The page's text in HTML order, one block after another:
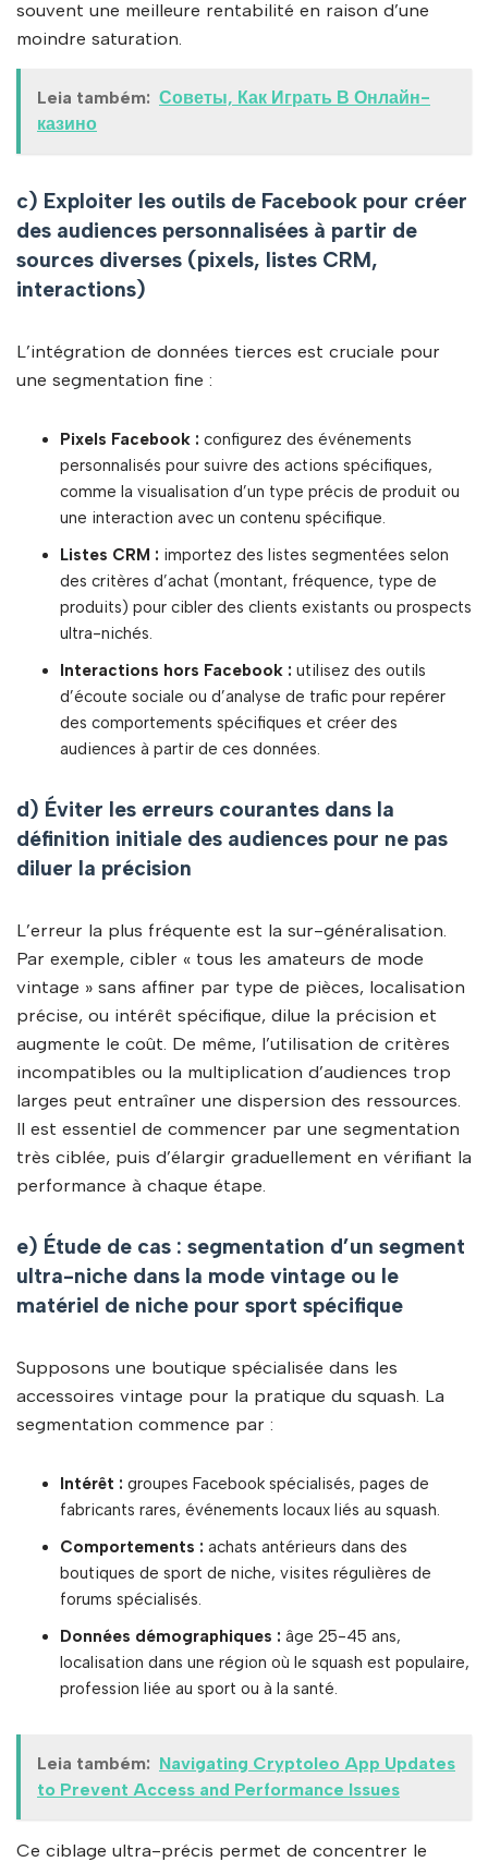
souvent une meilleure rentabilité en raison d’une
moindre saturation.
Leia também: Советы, Как Играть В Онлайн-
казино
c) Exploiter les outils de Facebook pour créer
des audiences personnalisées à partir de
sources diverses (pixels, listes CRM,
interactions)
L’intégration de données tierces est cruciale pour
une segmentation fine :
Pixels Facebook : configurez des événements
personnalisés pour suivre des actions spécifiques,
comme la visualisation d’un type précis de produit ou
une interaction avec un contenu spécifique.
Listes CRM : importez des listes segmentées selon
des critères d’achat (montant, fréquence, type de
produits) pour cibler des clients existants ou prospects
ultra-nichés.
Interactions hors Facebook : utilisez des outils
d’écoute sociale ou d’analyse de trafic pour repérer
des comportements spécifiques et créer des
audiences à partir de ces données.
d) Éviter les erreurs courantes dans la
définition initiale des audiences pour ne pas
diluer la précision
L’erreur la plus fréquente est la sur-généralisation.
Par exemple, cibler « tous les amateurs de mode
vintage » sans affiner par type de pièces, localisation
précise, ou intérêt spécifique, dilue la précision et
augmente le coût. De même, l’utilisation de critères
incompatibles ou la multiplication d’audiences trop
larges peut entraîner une dispersion des ressources.
Il est essentiel de commencer par une segmentation
très ciblée, puis d’élargir graduellement en vérifiant la
performance à chaque étape.
e) Étude de cas : segmentation d’un segment
ultra-niche dans la mode vintage ou le
matériel de niche pour sport spécifique
Supposons une boutique spécialisée dans les
accessoires vintage pour la pratique du squash. La
segmentation commence par :
Intérêt : groupes Facebook spécialisés, pages de
fabricants rares, événements locaux liés au squash.
Comportements : achats antérieurs dans des
boutiques de sport de niche, visites régulières de
forums spécialisés.
Données démographiques : âge 25-45 ans,
localisation dans une région où le squash est populaire,
profession liée au sport ou à la santé.
Leia também: Navigating Cryptoleo App Updates
to Prevent Access and Performance Issues
Ce ciblage ultra-précis permet de concentrer le